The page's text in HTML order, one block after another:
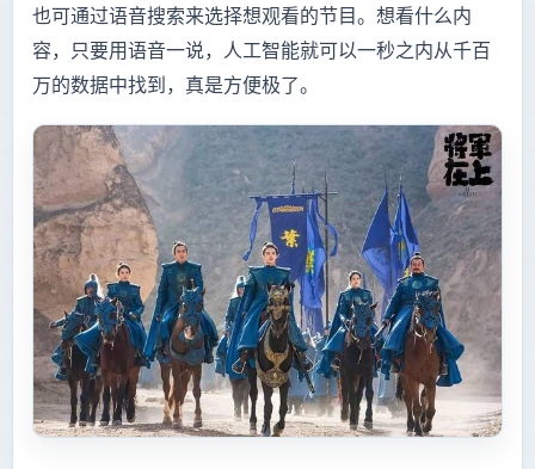
也可通过语音搜索来选择想观看的节目。想看什么内
容，只要用语音一说，人工智能就可以一秒之内从千百
万的数据中找到，真是方便极了。